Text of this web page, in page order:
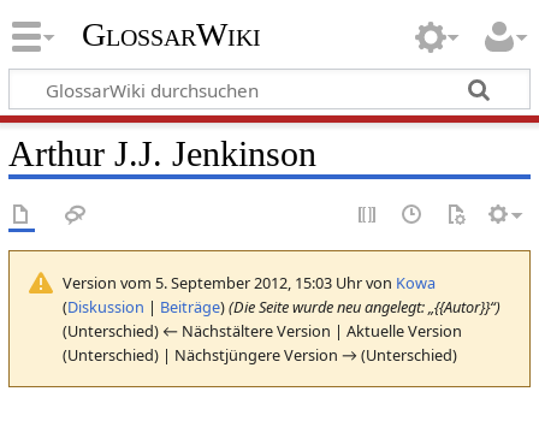
GlossarWiki
Arthur J.J. Jenkinson
Version vom 5. September 2012, 15:03 Uhr von Kowa
(Diskussion | Beiträge)(Die Seite wurde neu angelegt: „{{Autor}}“)
(Unterschied) ← Nächstältere Version | Aktuelle Version
(Unterschied) | Nächstjüngere Version → (Unterschied)